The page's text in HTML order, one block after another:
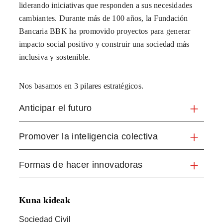
liderando iniciativas que responden a sus necesidades
cambiantes. Durante más de 100 años, la Fundación
Bancaria BBK ha promovido proyectos para generar
impacto social positivo y construir una sociedad más
inclusiva y sostenible.
Nos basamos en 3 pilares estratégicos.
Anticipar el futuro
Promover la inteligencia colectiva
Formas de hacer innovadoras
Kuna kideak
Sociedad Civil